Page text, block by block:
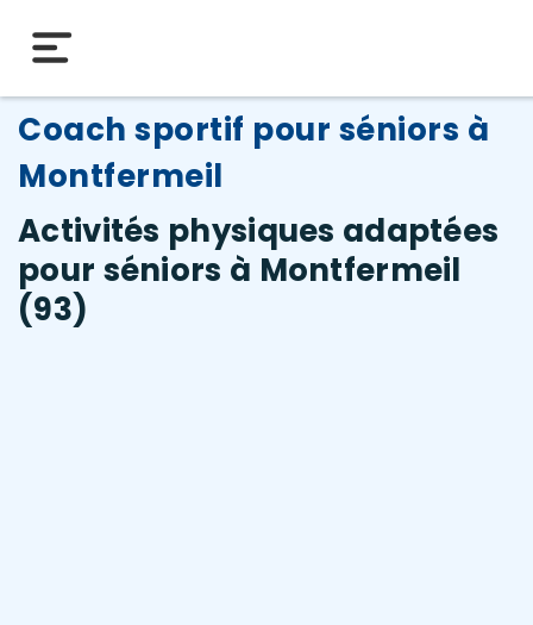
Coach sportif pour séniors à
Montfermeil
Activités physiques adaptées
pour séniors à Montfermeil
(93)